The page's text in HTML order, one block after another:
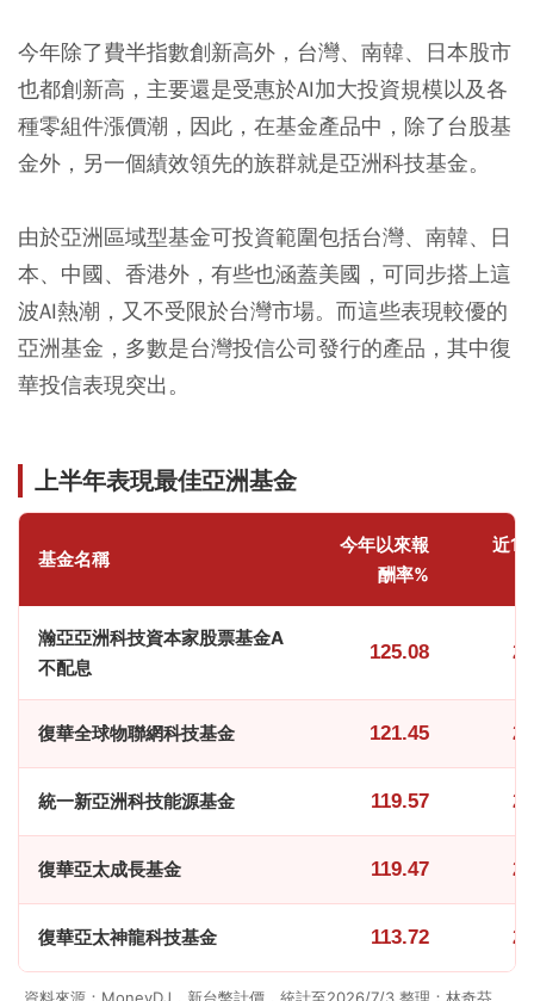
今年除了費半指數創新高外，台灣、南韓、日本股市
也都創新高，主要還是受惠於AI加大投資規模以及各
種零組件漲價潮，因此，在基金產品中，除了台股基
金外，另一個績效領先的族群就是亞洲科技基金。
由於亞洲區域型基金可投資範圍包括台灣、南韓、日
本、中國、香港外，有些也涵蓋美國，可同步搭上這
波AI熱潮，又不受限於台灣市場。而這些表現較優的
亞洲基金，多數是台灣投信公司發行的產品，其中復
華投信表現突出。
上半年表現最佳亞洲基金
基金名稱
今年以來報
酬率%
近1
瀚亞亞洲科技資本家股票基金A
不配息
125.08
復華全球物聯網科技基金 121.45
統一新亞洲科技能源基金 119.57
復華亞太成長基金 119.47
復華亞太神龍科技基金 113.72